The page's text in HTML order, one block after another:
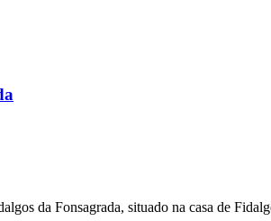
da Fonsagrada, situado na casa de